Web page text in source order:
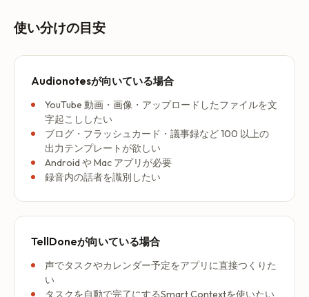
使い分けの目安
Audionotesが向いている場合
YouTube 動画・画像・アップロードしたファイルを文
字起こししたい
ブログ・フラッシュカード・議事録など 100 以上の
出力テンプレートが欲しい
Android や Mac アプリが必要
録音内の話者を識別したい
TellDoneが向いている場合
声でタスクやカレンダー予定をアプリに直接つくりた
い
タスクを自動で完了にするSmart Contextを使いたい